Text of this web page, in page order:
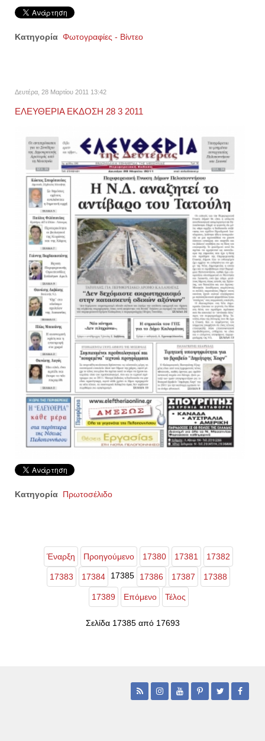
Κατηγορία Φωτογραφίες - Βίντεο
Δευτέρα, 28 Μαρτίου 2011 13:42
ΕΛΕΥΘΕΡΙΑ ΕΚΔΟΣΗ 28 3 2011
Κατηγορία Πρωτοσέλιδο
Έναρξη Προηγούμενο 17380 17381 17382
17383 17384 17385 17386 17387 17388
17389 Επόμενο Τέλος
Σελίδα 17385 από 17693